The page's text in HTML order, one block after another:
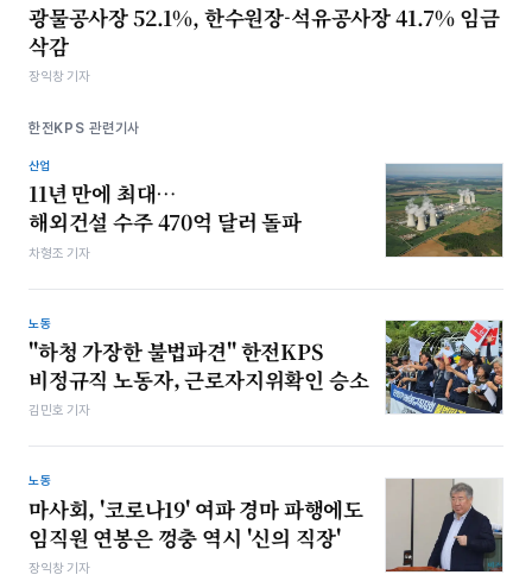
광물공사장 52.1%, 한수원장-석유공사장 41.7% 임금
삭감
장익창 기자
한전KPS 관련기사
산업
11년 만에 최대…
해외건설 수주 470억 달러 돌파
차형조 기자
노동
"하청 가장한 불법파견" 한전KPS
비정규직 노동자, 근로자지위확인 승소
김민호 기자
노동
마사회, '코로나19' 여파 경마 파행에도
임직원 연봉은 껑충 역시 '신의 직장'
장익창 기자